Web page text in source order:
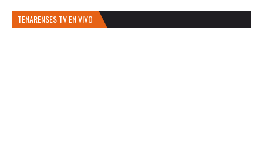
TENARENSES TV EN VIVO